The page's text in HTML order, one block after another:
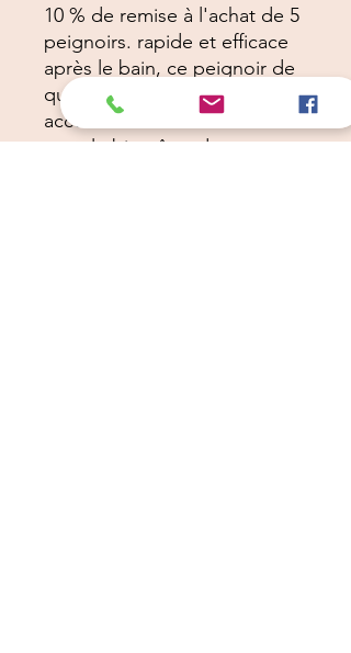
10 % de remise à l'achat de 5
peignoirs. rapide et efficace
après le bain, ce peignoir de
qualité supérieure est un
accessoire incontournable
pour le bien-être de votre